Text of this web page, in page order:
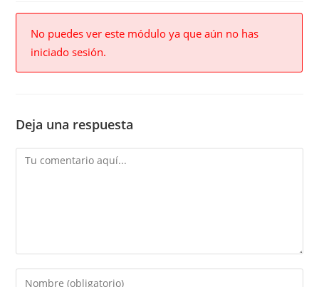
No puedes ver este módulo ya que aún no has
iniciado sesión.
Deja una respuesta
Comment
Enter